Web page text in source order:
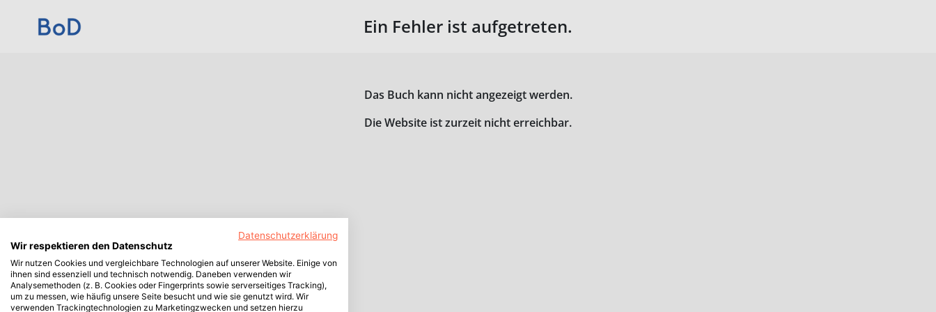
Ein Fehler ist aufgetreten.
Das Buch kann nicht angezeigt werden.
Die Website ist zurzeit nicht erreichbar.
Datenschutzerklärung
Wir respektieren den Datenschutz
Wir nutzen Cookies und vergleichbare Technologien auf unserer Website. Einige von
ihnen sind essenziell und technisch notwendig. Daneben verwenden wir
Analysemethoden (z. B. Cookies oder Fingerprints sowie serverseitiges Tracking),
um zu messen, wie häufig unsere Seite besucht und wie sie genutzt wird. Wir
verwenden Trackingtechnologien zu Marketingzwecken und setzen hierzu